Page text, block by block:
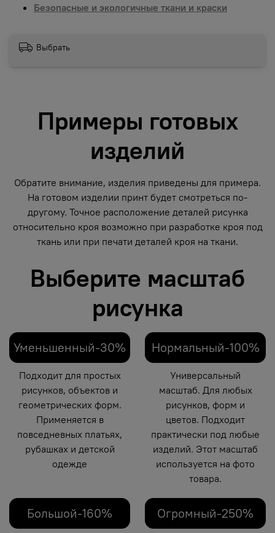
Безопасные и экологичные ткани и краски
Выбрать
Примеры готовых
изделий
Обратите внимание, изделия приведены для примера.
На готовом изделии принт будет смотреться по-
другому. Точное расположение деталей рисунка
относительно кроя возможно при разработке кроя под
ткань или при печати деталей кроя на ткани.
Выберите масштаб
рисунка
Уменьшенный-30%
Подходит для простых
рисунков, объектов и
геометрических форм.
Применяется в
повседневных платьях,
рубашках и детской
одежде
Нормальный-100%
Универсальный
масштаб. Для любых
рисунков, форм и
цветов. Подходит
практически под любые
изделий. Этот масштаб
используется на фото
товара.
Большой-160% Огромный-250%